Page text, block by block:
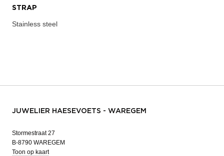
STRAP
Stainless steel
JUWELIER HAESEVOETS - WAREGEM
Stormestraat 27
B-8790 WAREGEM
Toon op kaart